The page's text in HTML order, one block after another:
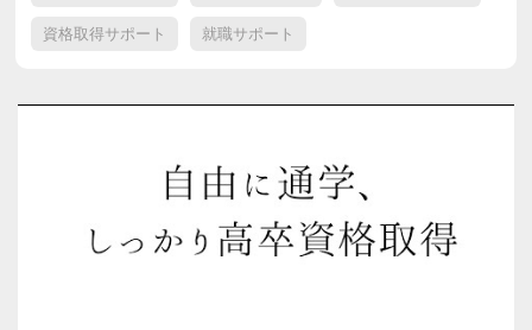
資格取得サポート 就職サポート